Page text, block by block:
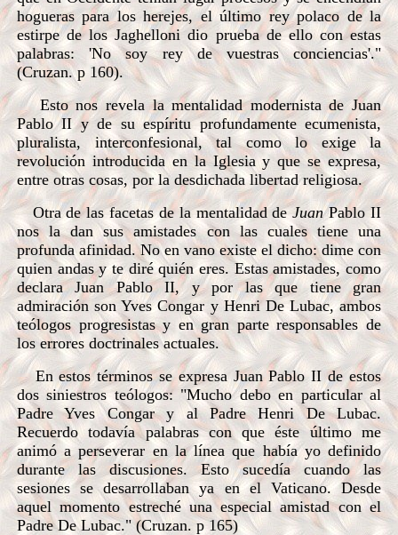
hogueras para los herejes, el último rey polaco de la
estirpe de los Jaghelloni dio prueba de ello con estas
palabras: 'No soy rey de vuestras conciencias'."
(Cruzan. p 160).
Esto nos revela la mentalidad modernista de Juan
Pablo II y de su espíritu profundamente ecumenista,
pluralista, interconfesional, tal como lo exige la
revolución introducida en la Iglesia y que se expresa,
entre otras cosas, por la desdichada libertad religiosa.
Otra de las facetas de la mentalidad deJuanPablo II
nos la dan sus amistades con las cuales tiene una
profunda afinidad. No en vano existe el dicho: dime con
quien andas y te diré quién eres. Estas amistades, como
declara Juan Pablo II, y por las que tiene gran
admiración son Yves Congar y Henri De Lubac, ambos
teólogos progresistas y en gran parte responsables de
los errores doctrinales actuales.
En estos términos se expresa Juan Pablo II de estos
dos siniestros teólogos: "Mucho debo en particular al
Padre Yves Congar y al Padre Henri De Lubac.
Recuerdo todavía palabras con que éste último me
animó a perseverar en la línea que había yo definido
durante las discusiones. Esto sucedía cuando las
sesiones se desarrollaban ya en el Vaticano. Desde
aquel momento estreché una especial amistad con el
Padre De Lubac." (Cruzan. p 165)